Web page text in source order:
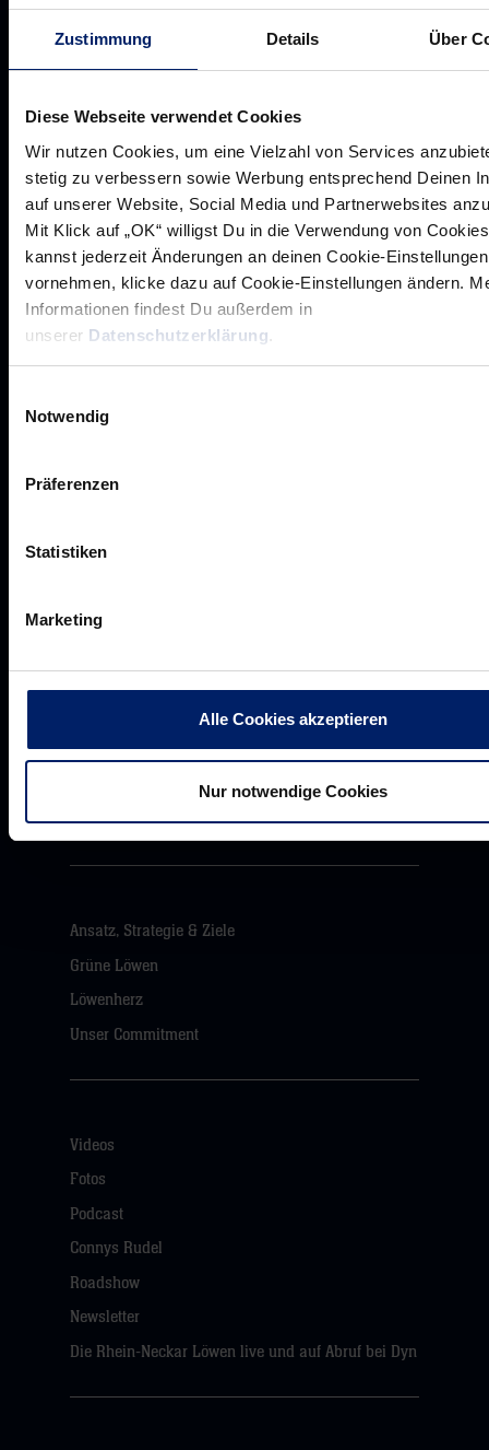
Zustimmung Details Über
Diese Webseite verwendet Cookies
Wir nutzen Cookies, um eine Vielzahl von Services
stetig zu verbessern sowie Werbung entsprechend Deinen
auf unserer Website, Social Media und Partnerwebsites
Mit Klick auf „OK“ willigst Du in die Verwendung von
kannst jederzeit Änderungen an deinen Cookie-Einstellungen
vornehmen, klicke dazu auf Cookie-Einstellungen ändern.
Informationen findest Du außerdem in
unserer Datenschutzerklärung.
Notwendig
Präferenzen
Statistiken
Marketing
Alle Cookies akzeptieren
Nur notwendige Cookies
Werte der Löwen
Historie
Jobs
Aufsichtsrat
Löwenherz
Ansprechpartner*innen
Presseanfragen
Downloads
Ansatz, Strategie & Ziele
Grüne Löwen
Löwenherz
Unser Commitment
Videos
Fotos
Podcast
Connys Rudel
Roadshow
Newsletter
Die Rhein-Neckar Löwen live und auf Abruf bei Dyn